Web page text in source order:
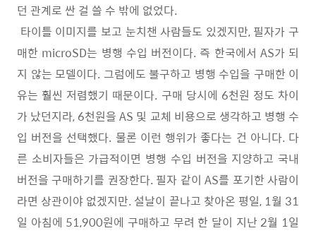
던 관계로 싼 걸 쓸 수 밖에 없었다.
타이틀 이미지를 보고 눈치챈 사람들도 있겠지만, 필자가 구
매한 microSD는 병행 수입 버전이다. 즉 한국에서 AS가 되
지 않는 모델이다. 그럼에도 불구하고 병행 수입을 구매한 이
유는 훨씬 저렴했기 때문이다. 구매 당시에 6천원 정도 차이
가 났던지라, 6천원을 AS 및 교체 비용으로 생각하고 병행 수
입 버전을 선택했다. 물론 이런 행위가 좋다는 건 아니다. 다
른 소비자들은 가급적이면 병행 수입 버전을 지양하고 국내
버전을 구매하기를 권장한다. 필자 같이 AS를 포기한 사람이
라면 상관이야 없겠지만. 설날이 끝나고 찾아온 평일, 1월 31
일 아침에 51,900원에 구매하고 무려 한 달이 지난 2월 1일